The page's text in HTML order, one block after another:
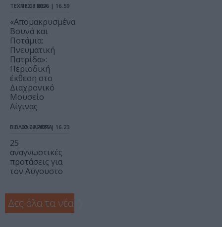
ΤΕΧΝΕΣ / ΝΕΑ
07.08.2026 | 16.59
«Απομακρυσμένα
Βουνά και
Ποτάμια:
Πνευματική
Πατρίδα»:
Περιοδική
έκθεση στο
Διαχρονικό
Μουσείο
Αίγινας
ΒΙΒΛΙΟ / ΑΡΘΡΑ
07.08.2026 | 16.23
25
αναγνωστικές
προτάσεις για
τον Αύγουστο
Δες όλα τα νέα